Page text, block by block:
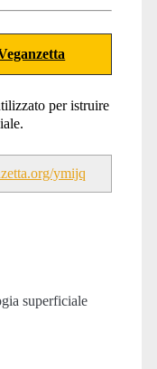
per istruire
ymijq
superficiale